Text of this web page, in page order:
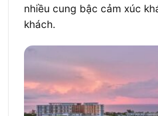
nhiều cung bậc cảm xúc
khách.